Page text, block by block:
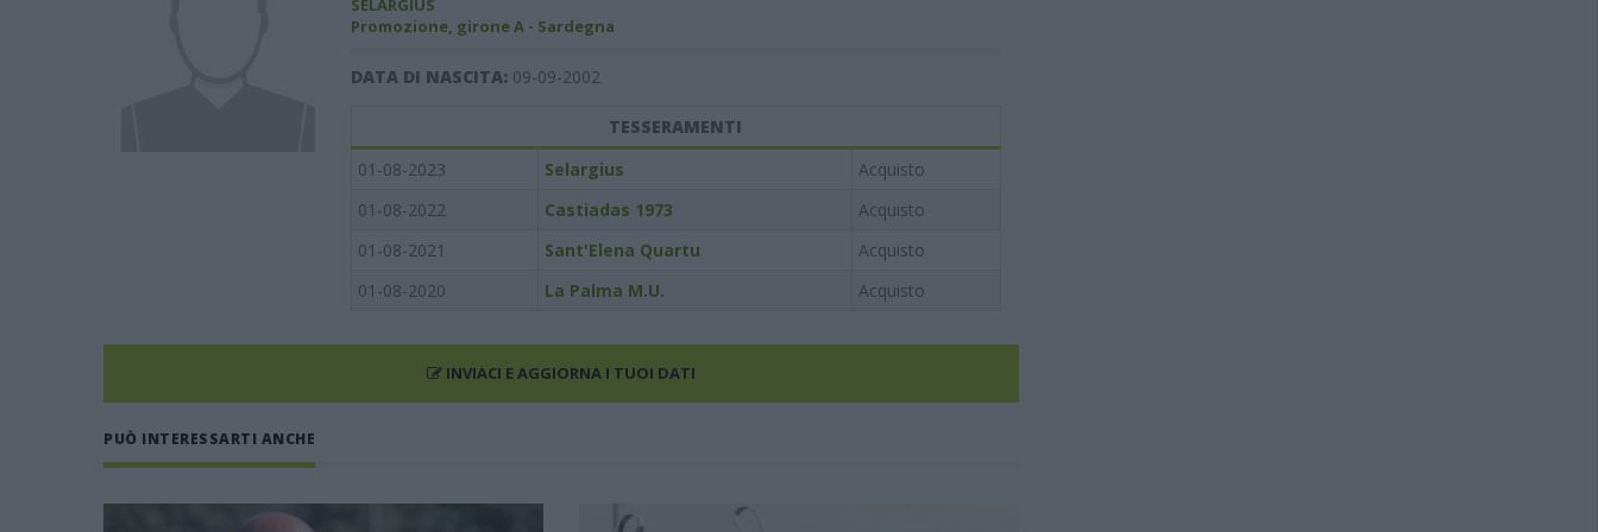
SELARGIUS
Promozione, girone A - Sardegna
DATA DI NASCITA: 09-09-2002
TESSERAMENTI
01-08-2023
Selargius
Acquisto
01-08-2022
Castiadas 1973
Acquisto
01-08-2021
Sant'Elena Quartu
Acquisto
01-08-2020
La Palma M.U. Acquisto
INVIACI E AGGIORNA I TUOI DATI
PUÒ INTERESSARTI ANCHE